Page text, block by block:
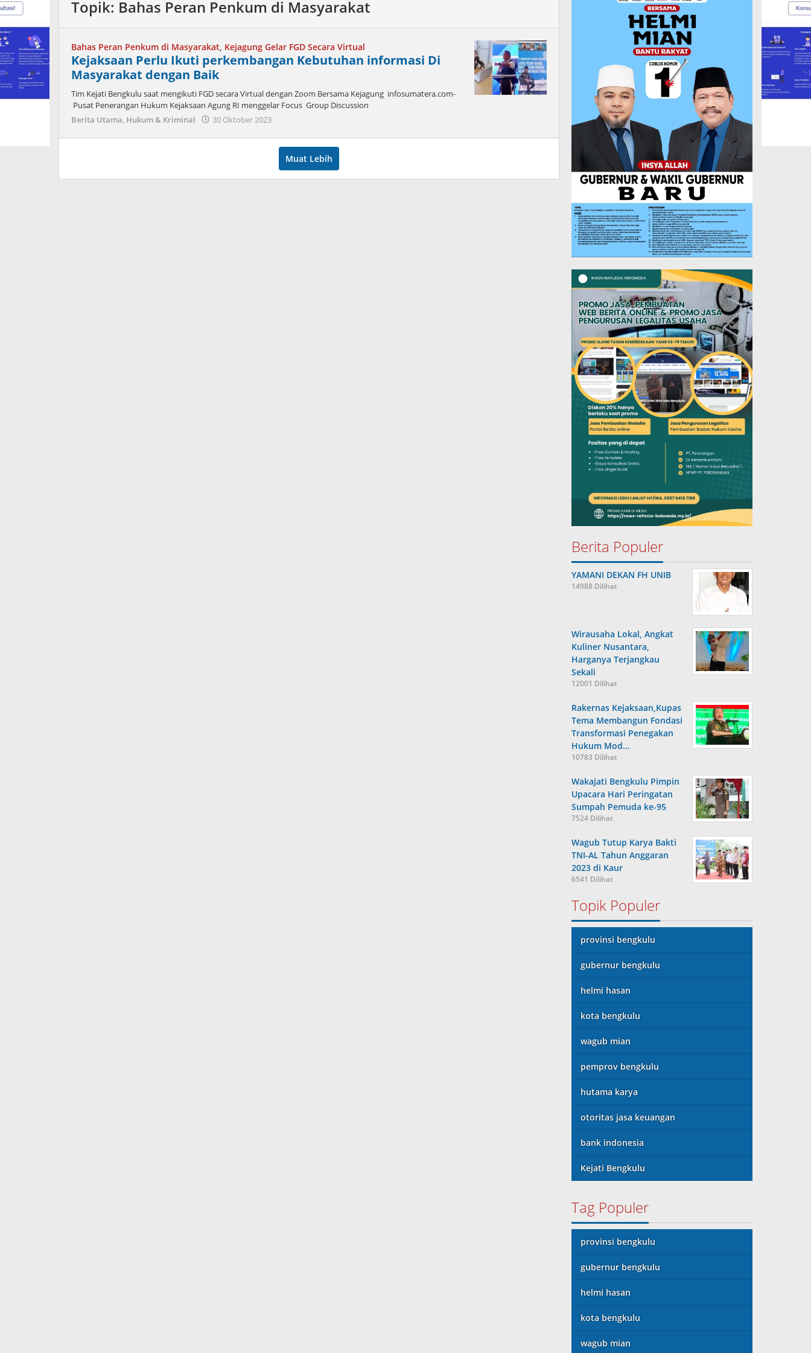
Topik: Bahas Peran Penkum di Masyarakat
Bahas Peran Penkum di Masyarakat Kejagung Gelar FGD Secara Virtual
Kejaksaan Perlu Ikuti perkembangan Kebutuhan informasi Di
Masyarakat dengan Baik
Tim Kejati Bengkulu saat mengikuti FGD secara Virtual dengan Zoom Bersama Kejagung infosumatera.com-
Pusat Penerangan Hukum Kejaksaan Agung RI menggelar Focus Group Discussion
Berita Utama Hukum & Kriminal 30 Oktober 2023
Muat Lebih
Berita Populer
YAMANI DEKAN FH UNIB
14988 Dilihat
Wirausaha Lokal, Angkat
Kuliner Nusantara,
Harganya Terjangkau
Sekali
12001 Dilihat
Rakernas Kejaksaan,Kupas
Tema Membangun Fondasi
Transformasi Penegakan
Hukum Mod…
10783 Dilihat
Wakajati Bengkulu Pimpin
Upacara Hari Peringatan
Sumpah Pemuda ke-95
7524 Dilihat
Wagub Tutup Karya Bakti
TNI-AL Tahun Anggaran
2023 di Kaur
6541 Dilihat
Topik Populer
provinsi bengkulu
gubernur bengkulu
helmi hasan
kota bengkulu
wagub mian
pemprov bengkulu
hutama karya
otoritas jasa keuangan
bank indonesia
Kejati Bengkulu
Tag Populer
provinsi bengkulu
gubernur bengkulu
helmi hasan
kota bengkulu
wagub mian